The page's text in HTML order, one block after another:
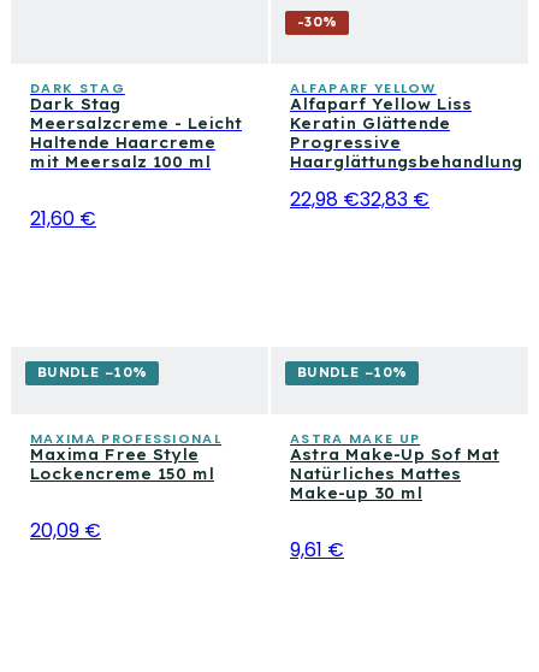
DARK STAG
Dark Stag
Meersalzcreme - Leicht
Haltende Haarcreme
mit Meersalz 100 ml
21,60 €
-30%
ALFAPARF YELLOW
Alfaparf Yellow Liss
Keratin Glättende
Progressive
Haarglättungsbehandlung
22,98 €32,83 €
BUNDLE −10%
MAXIMA PROFESSIONAL
Maxima Free Style
Lockencreme 150 ml
20,09 €
BUNDLE −10%
ASTRA MAKE UP
Astra Make-Up Sof Mat
Natürliches Mattes
Make-up 30 ml
9,61 €